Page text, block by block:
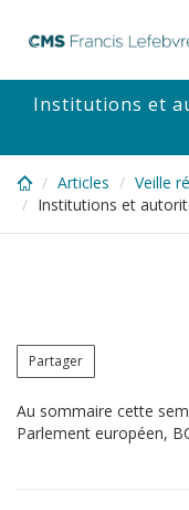
content
Institutions et
Articles
Veille
Institutions et
Partager
Au sommaire cette
Parlement européen,